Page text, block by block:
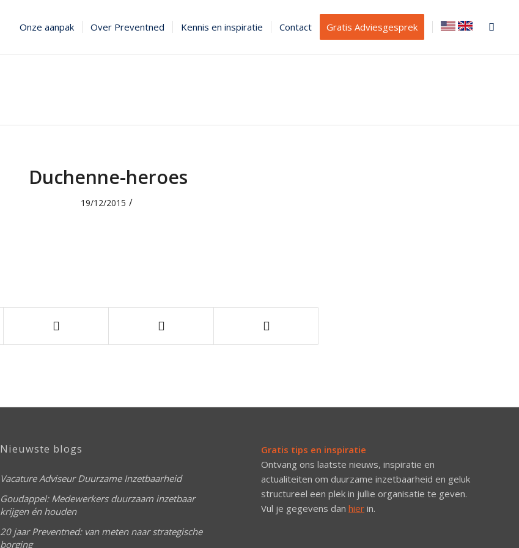
Onze aanpak Over Preventned Kennis en inspiratie Contact Gratis Adviesgesprek
Duchenne-heroes
19/12/2015 /
Nieuwste blogs
Vacature Adviseur Duurzame Inzetbaarheid
Goudappel: Medewerkers duurzaam inzetbaar
krijgen én houden
20 jaar Preventned: van meten naar strategische
borging
Gratis tips en inspiratie
Ontvang ons laatste nieuws, inspiratie en
actualiteiten om duurzame inzetbaarheid en geluk
structureel een plek in jullie organisatie te geven.
Vul je gegevens danhier in.